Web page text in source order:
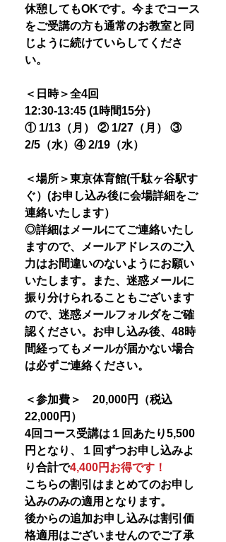
休憩してもOKです。今までコース
をご受講の方も通常のお教室と同
じように続けていらしてくださ
い。
＜日時＞全4回
12:30-13:45 (1時間15分）
① 1/13（月） ② 1/27（月） ③
2/5（水）④ 2/19（水）
＜場所＞東京体育館(千駄ヶ谷駅す
ぐ）(お申し込み後に会場詳細をご
連絡いたします）
◎詳細はメールにてご連絡いたし
ますので、メールアドレスのご入
力はお間違いのないようにお願い
いたします。また、迷惑メールに
振り分けられることもございます
ので、迷惑メールフォルダをご確
認ください。お申し込み後、48時
間経ってもメールが届かない場合
は必ずご連絡ください。
＜参加費＞ 20,000円（税込
22,000円）
4回コース受講は１回あたり5,500
円となり、１回ずつお申し込みよ
り合計で4,400円お得です！
こちらの割引はまとめてのお申し
込みのみの適用となります。
後からの追加お申し込みは割引価
格適用はございませんのでご了承